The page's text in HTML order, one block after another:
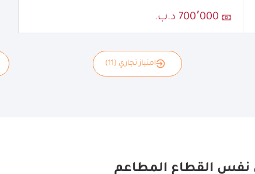
700٬000 د.ب.
امتياز تجاري (11)
نفس القطاع المطاعم